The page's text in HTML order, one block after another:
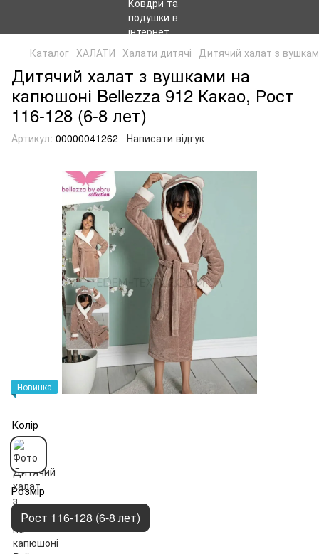
Каталог ХАЛАТИ Халати дитячі Дитячий халат з
Дитячий халат з вушками на
капюшоні Bellezza 912 Какао, Рост
116-128 (6-8 лет)
Артикул: 00000041262 Написати відгук
Новинка
Колір
Розмір
Рост 116-128 (6-8 лет)